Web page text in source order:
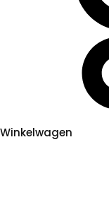
Winkelwagen